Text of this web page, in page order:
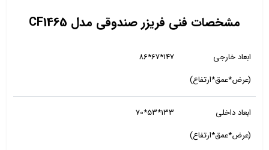
مشخصات فنی فریزر صندوقی مدل CF1465
ابعاد خارجی
(عرض*عمق*ارتفاع)
147*67*86
ابعاد داخلی
(عرض*عمق*ارتفاع)
133*53*70